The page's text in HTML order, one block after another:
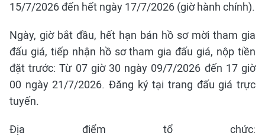
15/7/2026 đến hết ngày 17/7/2026 (giờ hành chính).
Ngày, giờ bắt đầu, hết hạn bán hồ sơ mời tham gia
đấu giá, tiếp nhận hồ sơ tham gia đấu giá, nộp tiền
đặt trước: Từ 07 giờ 30 ngày 09/7/2026 đến 17 giờ
00 ngày 21/7/2026. Đăng ký tại trang đấu giá trực
tuyến.
Địa điểm tổ chức: